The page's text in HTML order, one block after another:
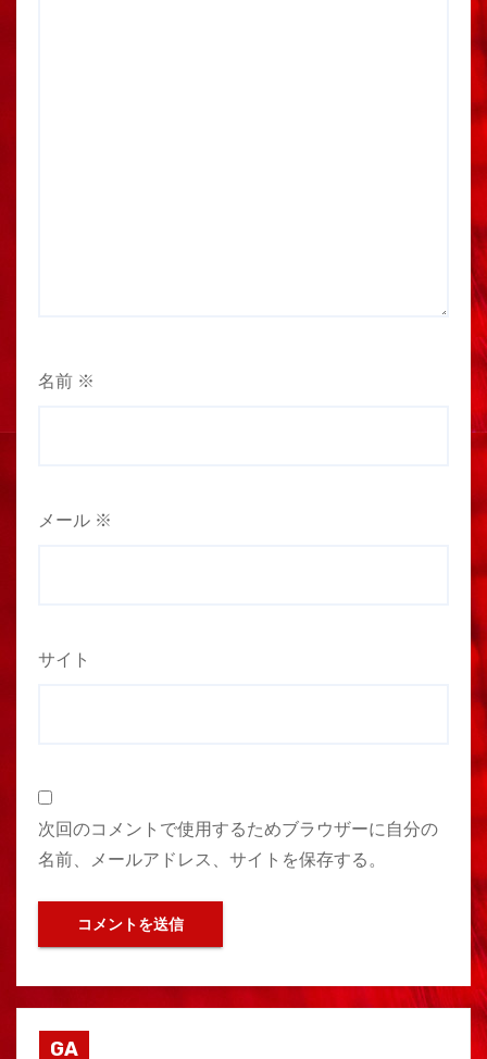
名前 ※
メール ※
サイト
次回のコメントで使用するためブラウザーに自分の
名前、メールアドレス、サイトを保存する。
GA